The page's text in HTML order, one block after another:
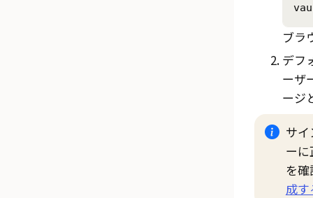
ブラ
デフ
ーザ
ージ
サ
ー
を
成す